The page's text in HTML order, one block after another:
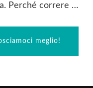
Perché correre …
meglio!